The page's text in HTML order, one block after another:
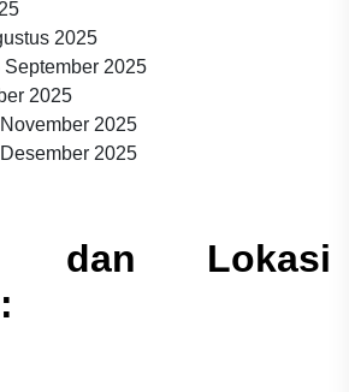
2025
September 2025
2025
2025
2025
dan Lokasi